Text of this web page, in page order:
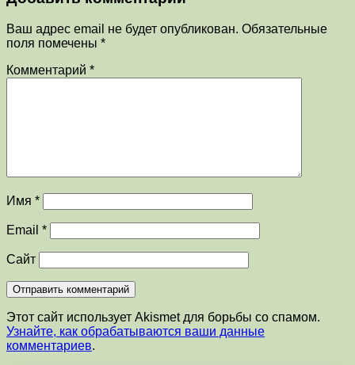
Ваш адрес email не будет опубликован. Обязательные
поля помечены *
Комментарий *
Имя *
Email *
Сайт
Этот сайт использует Akismet для борьбы со спамом.
Узнайте, как обрабатываются ваши данные
комментариев.